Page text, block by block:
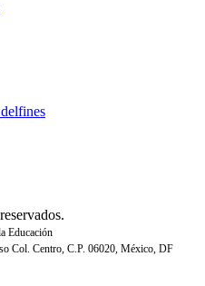
Educación
Col. Centro, C.P. 06020, México, DF